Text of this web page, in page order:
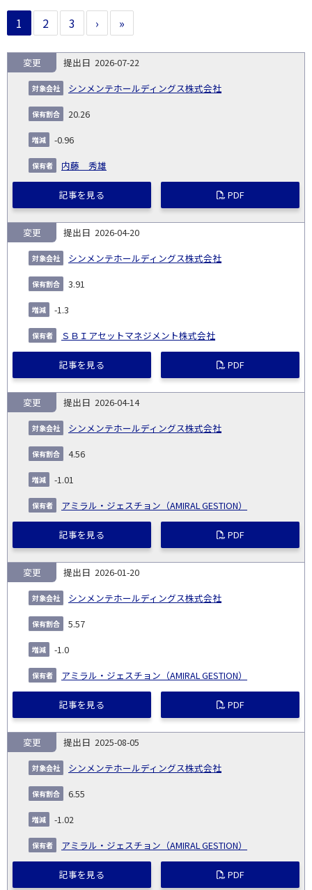
1 2 3 › »
NO.
告
義
務
発
生
日
提
日
証券
対
有
2026-07-22
シンメンテホールディングス株式会社
変更
20.26
-0.96
内藤 秀雄
記事を見る PDF
2026-04-20
シンメンテホールディングス株式会社
変更
3.91
-1.3
ＳＢＩアセットマネジメント株式会社
記事を見る PDF
2026-04-14
シンメンテホールディングス株式会社
変更
4.56
-1.01
アミラル・ジェスチョン（AMIRAL GESTION）
記事を見る PDF
2026-01-20
シンメンテホールディングス株式会社
変更
5.57
-1.0
アミラル・ジェスチョン（AMIRAL GESTION）
記事を見る PDF
2025-08-05
シンメンテホールディングス株式会社
変更
6.55
-1.02
アミラル・ジェスチョン（AMIRAL GESTION）
記事を見る PDF